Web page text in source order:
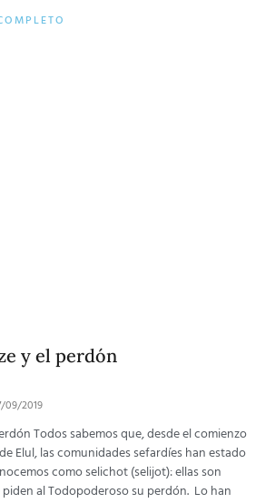
y el perdón
09/2019
Todos sabemos que, desde el comienzo
Elul, las comunidades sefardíes han estado
como selichot (selijot): ellas son
al Todopoderoso su perdón. Lo han